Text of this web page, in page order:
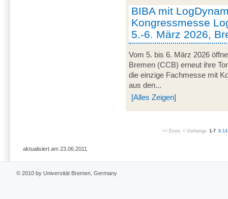
BIBA mit
Kongressmesse
5.-6. März 2026,
Vom 5. bis 6. März 2026
Bremen (CCB) erneut ihre
die einzige Fachmesse mit
aus den...
[Alles Zeigen]
<< Erste < Vorherige 1-7 8-14
aktualisiert am 23.06.2011
© 2010 by Universität Bremen, Germany